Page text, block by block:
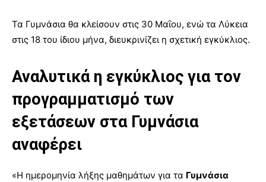
Τα Γυμνάσια θα κλείσουν στις 30 Μαΐου, ενώ τα Λύκεια
στις 18 του ίδιου μήνα, διευκρινίζει η σχετική εγκύκλιος.
Αναλυτικά η εγκύκλιος για τον
προγραμματισμό των
εξετάσεων στα Γυμνάσια
αναφέρει
«Η ημερομηνία λήξης μαθημάτων για τα Γυμνάσια